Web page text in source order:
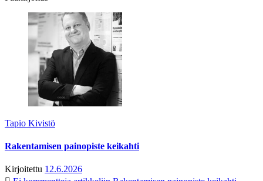
Tapio Kivistö
Rakentamisen painopiste keikahti
Kirjoitettu 12.6.2026